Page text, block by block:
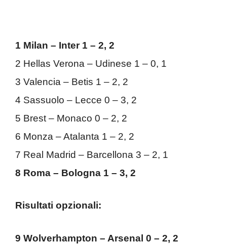
1 Milan – Inter 1 – 2, 2
2 Hellas Verona – Udinese 1 – 0, 1
3 Valencia – Betis 1 – 2, 2
4 Sassuolo – Lecce 0 – 3, 2
5 Brest – Monaco 0 – 2, 2
6 Monza – Atalanta 1 – 2, 2
7 Real Madrid – Barcellona 3 – 2, 1
8 Roma – Bologna 1 – 3, 2
Risultati opzionali:
9 Wolverhampton – Arsenal 0 – 2, 2